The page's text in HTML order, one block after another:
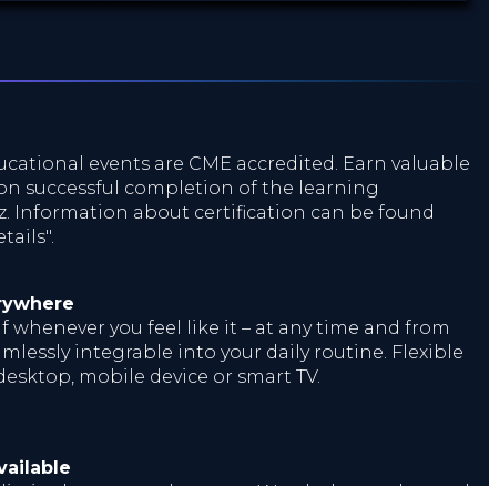
events are CME accredited. Earn valuable
successful completion of the learning
Information about certification can be found
whenever you feel like it – at any time and from
integrable into your daily routine. Flexible
mobile device or smart TV.